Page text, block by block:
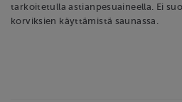
tarkoitetulla astianpesuaineella. Ei
korviksien käyttämistä saunassa.